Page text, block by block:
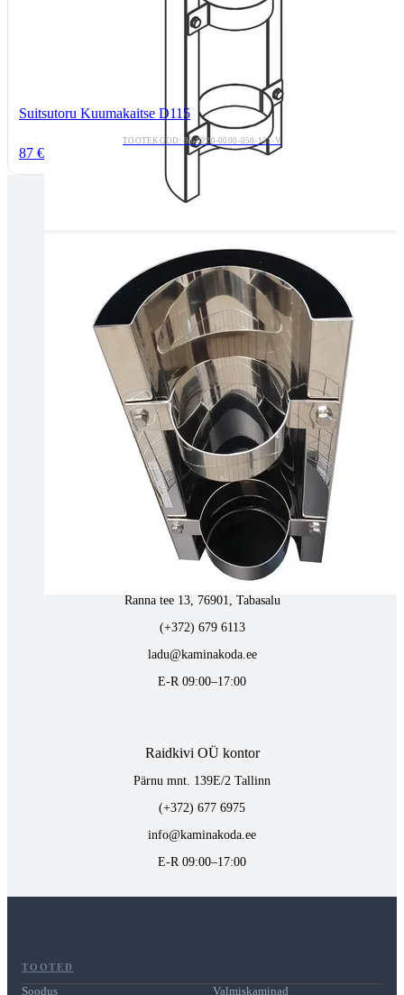
Suitsutoru Kuumakaitse D115
TOOTEKOOD: 98-0220-0000-050-121-V
87 €
(+372) 677 6977
kaminakoda@kaminakoda.ee
E-R 10:00-18:30
Tartus kivi töötlemine
Tähe 127E, Tartu
(+372) 747 7107
vaino@raidkivi.ee
E-R 09:00–17:00
Tabasalus kamina ladu
Ranna tee 13, 76901, Tabasalu
(+372) 679 6113
ladu@kaminakoda.ee
E-R 09:00–17:00
Raidkivi OÜ kontor
Pärnu mnt. 139E/2 Tallinn
(+372) 677 6975
info@kaminakoda.ee
E-R 09:00–17:00
TOOTED
Soodus
Valmiskaminad